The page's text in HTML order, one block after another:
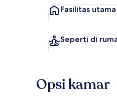
Fasilitas utama
Seperti di
Opsi kamar